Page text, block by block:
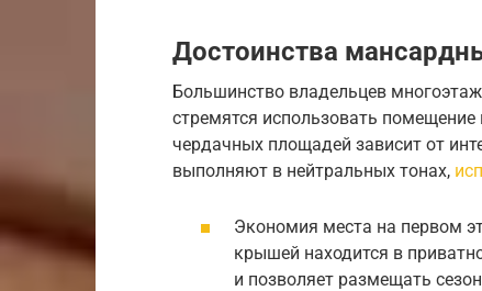
Достоинства
Большинство владельцев
стремятся использовать
чердачных площадей зависит от
выполняют в нейтральных тонах,
Экономия места на первом
крышей находится в
и позволяет размещать